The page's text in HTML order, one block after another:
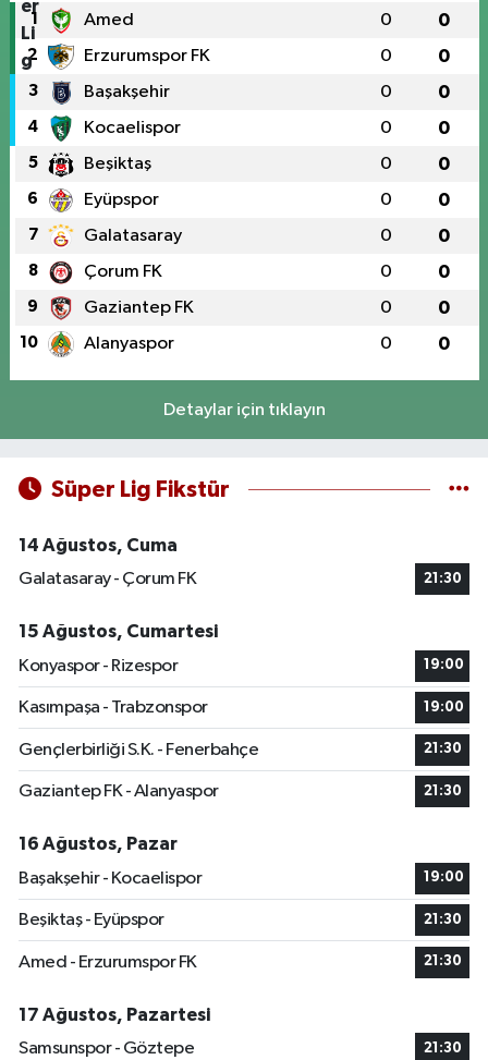
1 Amed 0 0
2 Erzurumspor FK 0 0
3 Başakşehir 0 0
4 Kocaelispor 0 0
5 Beşiktaş 0 0
6 Eyüpspor 0 0
7 Galatasaray 0 0
8 Çorum FK 0 0
9 Gaziantep FK 0 0
10 Alanyaspor 0 0
Detaylar için tıklayın
Süper Lig Fikstür
14 Ağustos, Cuma
Galatasaray - Çorum FK
21:30
15 Ağustos, Cumartesi
Konyaspor - Rizespor
19:00
Kasımpaşa - Trabzonspor 19:00
Gençlerbirliği S.K. - Fenerbahçe 21:30
Gaziantep FK - Alanyaspor 21:30
16 Ağustos, Pazar
Başakşehir - Kocaelispor
19:00
Beşiktaş - Eyüpspor 21:30
Amed - Erzurumspor FK 21:30
17 Ağustos, Pazartesi
Samsunspor - Göztepe
21:30